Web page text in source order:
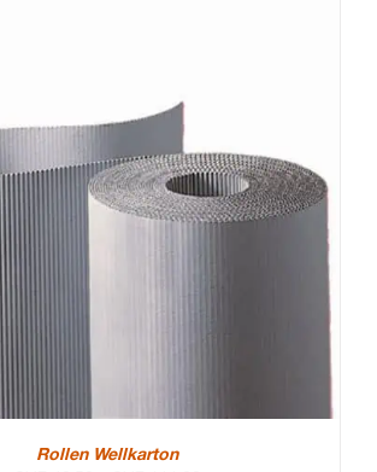
Rollen Wellkarton